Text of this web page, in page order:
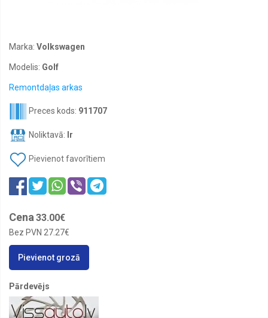
Lukturu
līmeņa
devēji
Tūninga
lukturi
daļas
Dienas
lukturi
Pagrieziena
lukturi,
gabarītlukturi
Lukturu
mazgātāju
sprauslas
Lukturu
motoriņi
Lukturu
vadības
bloki
Marka: Volkswagen
Modelis: Golf
Remontdaļas arkas
Preces kods: 911707
Noliktavā: Ir
Pievienot favorītiem
Cena33.00€
Bez PVN 27.27€
Pievienot grozā
Pārdevējs